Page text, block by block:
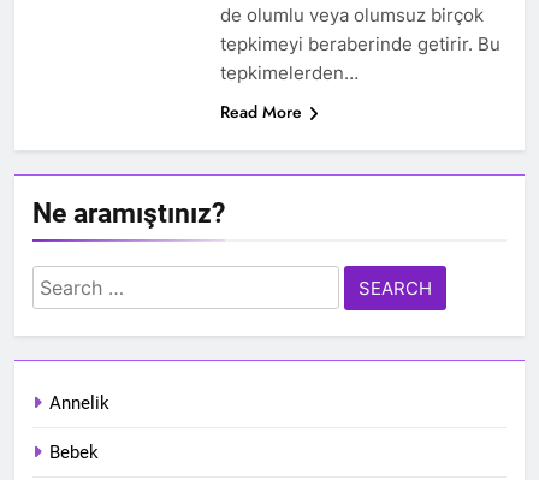
de olumlu veya olumsuz birçok
tepkimeyi beraberinde getirir. Bu
tepkimelerden…
Read More
Ne aramıştınız?
Search
for:
Annelik
Bebek